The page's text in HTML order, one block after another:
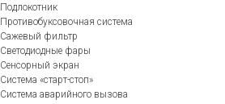
Подлокотник
Противобуксовочная система
Сажевый фильтр
Светодиодные фары
Сенсорный экран
Система «старт-стоп»
Система аварийного вызова